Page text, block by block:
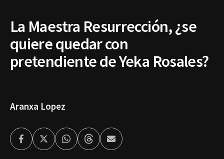
La Maestra Resurrección, ¿se
quiere quedar con
pretendiente de Yeka Rosales?
Aranxa Lopez
FacebookTwitterWhatsappThreadsEnviar
por